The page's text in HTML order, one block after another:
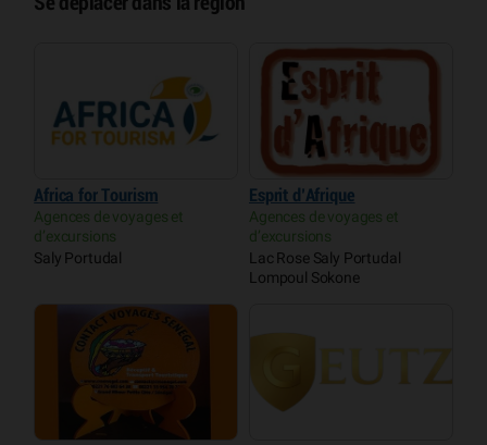
Africa for Tourism
Agences de voyages et
d’excursions
Saly Portudal
Esprit d’Afrique
Agences de voyages et
d’excursions
Lac Rose Saly Portudal
Lompoul Sokone